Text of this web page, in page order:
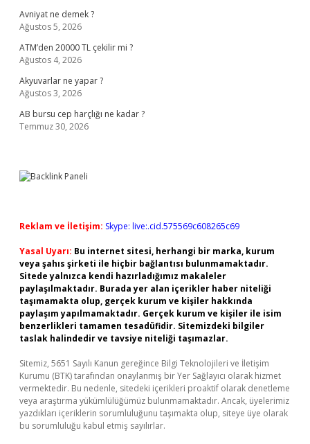
Avniyat ne demek ?
Ağustos 5, 2026
ATM’den 20000 TL çekilir mi ?
Ağustos 4, 2026
Akyuvarlar ne yapar ?
Ağustos 3, 2026
AB bursu cep harçlığı ne kadar ?
Temmuz 30, 2026
Reklam ve İletişim: Skype: live:.cid.575569c608265c69
Yasal Uyarı: Bu internet sitesi, herhangi bir marka, kurum
veya şahıs şirketi ile hiçbir bağlantısı bulunmamaktadır.
Sitede yalnızca kendi hazırladığımız makaleler
paylaşılmaktadır. Burada yer alan içerikler haber niteliği
taşımamakta olup, gerçek kurum ve kişiler hakkında
paylaşım yapılmamaktadır. Gerçek kurum ve kişiler ile isim
benzerlikleri tamamen tesadüfidir. Sitemizdeki bilgiler
taslak halindedir ve tavsiye niteliği taşımazlar.
Sitemiz, 5651 Sayılı Kanun gereğince Bilgi Teknolojileri ve İletişim
Kurumu (BTK) tarafından onaylanmış bir Yer Sağlayıcı olarak hizmet
vermektedir. Bu nedenle, sitedeki içerikleri proaktif olarak denetleme
veya araştırma yükümlülüğümüz bulunmamaktadır. Ancak, üyelerimiz
yazdıkları içeriklerin sorumluluğunu taşımakta olup, siteye üye olarak
bu sorumluluğu kabul etmiş sayılırlar.